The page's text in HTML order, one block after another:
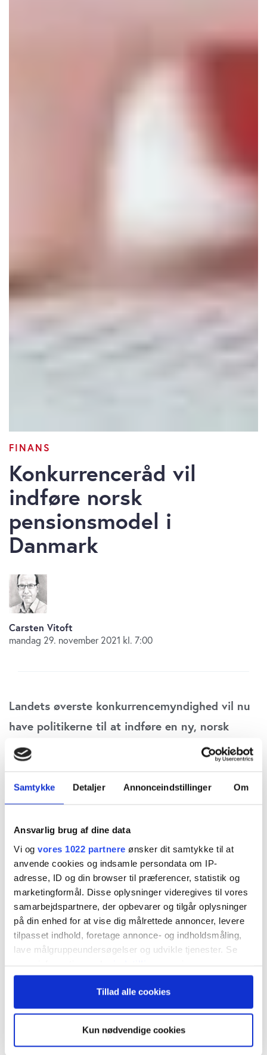
Samtykke Detaljer Annonceindstillinger Om
Ansvarlig brug af dine data
Vi og vores 1022 partnere ønsker dit samtykke til at
anvende cookies og indsamle persondata om IP-
adresse, ID og din browser til præferencer, statistik og
marketingformål. Disse oplysninger videregives til vores
samarbejdspartnere, der opbevarer og tilgår oplysninger
på din enhed for at vise dig målrettede annoncer, levere
tilpasset indhold, foretage annonce- og indholdsmåling,
lave målgruppeundersøgelser og udvikle tjenester. Se
persondatapolitik. Du kan altid trække dit samtykke
tilbage eller ændre indstillinger fra vores
"Cookiedeklaration", eller ved at trykke på "Privacy
Hvis du tillader det, vil vi også gerne:
Tillad alle cookies
Kun nødvendige cookies
FINANS
Konkurrenceråd vil
indføre norsk
pensionsmodel i
Danmark
Carsten Vitoft
mandag 29. november 2021 kl. 7:00
Landets øverste konkurrencemyndighed vil nu
have politikerne til at indføre en ny, norsk
pensionsmodel til at imødekomme problemet
med klatpensioner. Om godt en måned er
problemet fortid i Norge, mens det bare vokser
sig større i Danmark. Modellen kan ændre hele
konkurrencen og pensionslandskabet
herhjemme, skriver fagredaktør Carsten Vitoft.
Mens Danmark nu i snart ti år uden resultat har
kæmpet med at få bugt med klatpensioner for op
mod 500 mia. kr., er det lykkedes fuldstændigt at
løse problemet i Norge på under fem år. Det får
problemet, som bare ser ud til at vokse sig større
år for år: At mange danskere har spredt deres
pensionsopsparing på mange forskellige konti